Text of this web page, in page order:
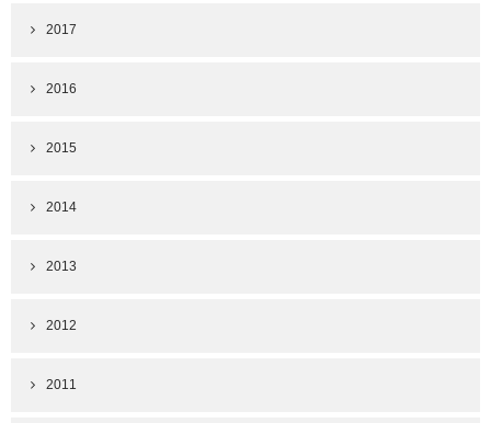
2017
2016
2015
2014
2013
2012
2011